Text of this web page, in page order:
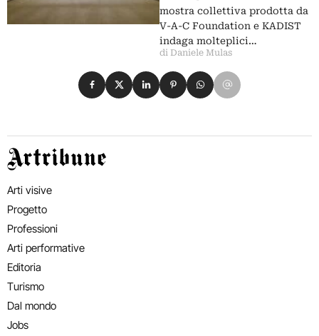
mostra collettiva prodotta da
V-A-C Foundation e KADIST
indaga molteplici…
di Daniele Mulas
Condividi su Facebook
Condividi su X
Condividi su LinkedIn
Condividi su Pinterest
Condividi su WhatsApp
Condividi su Email
Artribune
Arti visive
Progetto
Professioni
Arti performative
Editoria
Turismo
Dal mondo
Jobs